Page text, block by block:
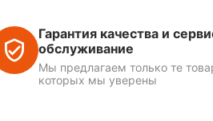
Гарантия качества и
обслуживание
Мы предлагаем только те
которых мы уверены